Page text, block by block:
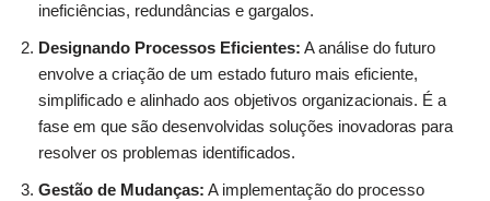
ineficiências, redundâncias e gargalos.
Designando Processos Eficientes: A análise do futuro
envolve a criação de um estado futuro mais eficiente,
simplificado e alinhado aos objetivos organizacionais. É a
fase em que são desenvolvidas soluções inovadoras para
resolver os problemas identificados.
Gestão de Mudanças: A implementação do processo